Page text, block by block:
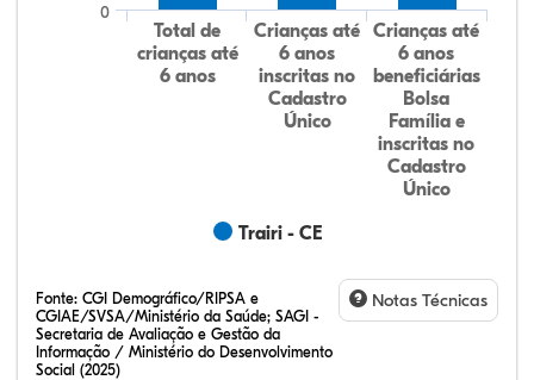
Trairi - CE
Total de
crianças até
6 anos
Crianças até
6 anos
inscritas no
Cadastro
Único
Crianças até
6 anos
beneficiárias
Bolsa
Família e
inscritas no
Cadastro
Único
0
Fonte: CGI Demográfico/RIPSA e
CGIAE/SVSA/Ministério da Saúde; SAGI -
Secretaria de Avaliação e Gestão da
Informação / Ministério do Desenvolvimento
Social (2025)
Notas Técnicas